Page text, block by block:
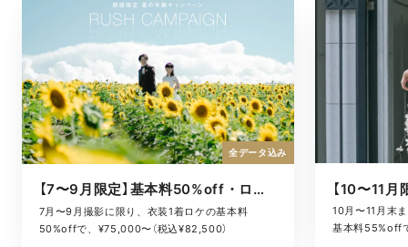
【7〜9月限定】基本料50%off・ロケキャンペーン
7月〜9月撮影に限り、衣装1着ロケの基本料
50%offで、¥75,000〜（税込¥82,500）
全データ込み
10月〜11月末
基本料55%off